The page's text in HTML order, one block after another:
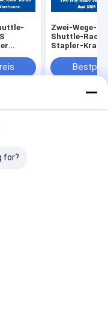
Zwei-Wege-
Shuttle-Rack
Stapler-Kran
Speicher- und
ASRS
Speicher- und
Site
for?